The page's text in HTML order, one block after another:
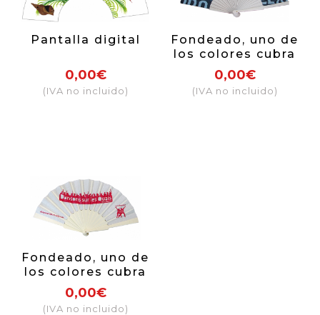
Pantalla digital
0,00€
(IVA no incluido)
Fondeado, uno de
los colores cubra
más del 80% de
la tela
0,00€
(IVA no incluido)
Fondeado, uno de
los colores cubra
más del 50% de
la tela
0,00€
(IVA no incluido)